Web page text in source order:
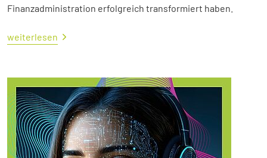
Finanzadministration erfolgreich transformiert haben.
weiterlesen